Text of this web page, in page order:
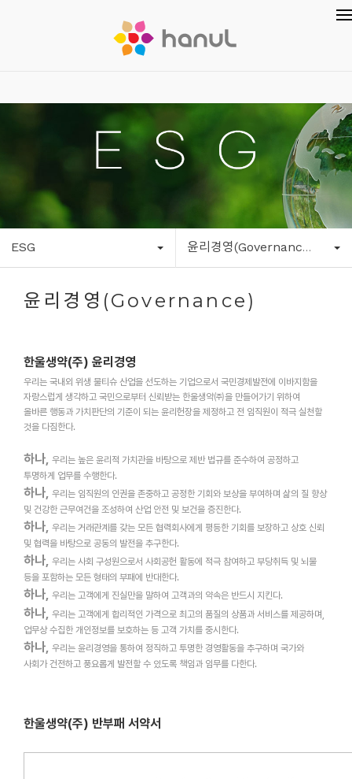
ESG 윤리경영(Governance)
윤리경영(Governance)
한울생약(주) 윤리경영
우리는 국내외 위생 물티슈 산업을 선도하는 기업으로서 국민경제발전에 이바지함을
자랑스럽게 생각하고 국민으로부터 신뢰받는 한울생약㈜을 만들어가기 위하여
올바른 행동과 가치판단의 기준이 되는 윤리헌장을 제정하고 전 임직원이 적극 실천할
것을 다짐한다.
하나, 우리는 높은 윤리적 가치관을 바탕으로 제반 법규를 준수하여 공정하고
투명하게 업무를 수행한다.
하나, 우리는 임직원의 인권을 존중하고 공정한 기회와 보상을 부여하며 삶의 질 향상
및 건강한 근무여건을 조성하여 산업 안전 및 보건을 증진한다.
하나, 우리는 거래관계를 갖는 모든 협력회사에게 평등한 기회를 보장하고 상호 신뢰
및 협력을 바탕으로 공동의 발전을 추구한다.
하나, 우리는 사회 구성원으로서 사회공헌 활동에 적극 참여하고 부당취득 및 뇌물
등을 포함하는 모든 형태의 부패에 반대한다.
하나, 우리는 고객에게 진실만을 말하여 고객과의 약속은 반드시 지킨다.
하나, 우리는 고객에게 합리적인 가격으로 최고의 품질의 상품과 서비스를 제공하며,
업무상 수집한 개인정보를 보호하는 등 고객 가치를 중시한다.
하나, 우리는 윤리경영을 통하여 정직하고 투명한 경영활동을 추구하며 국가와
사회가 건전하고 풍요롭게 발전할 수 있도록 책임과 임무를 다한다.
한울생약(주) 반부패 서약서